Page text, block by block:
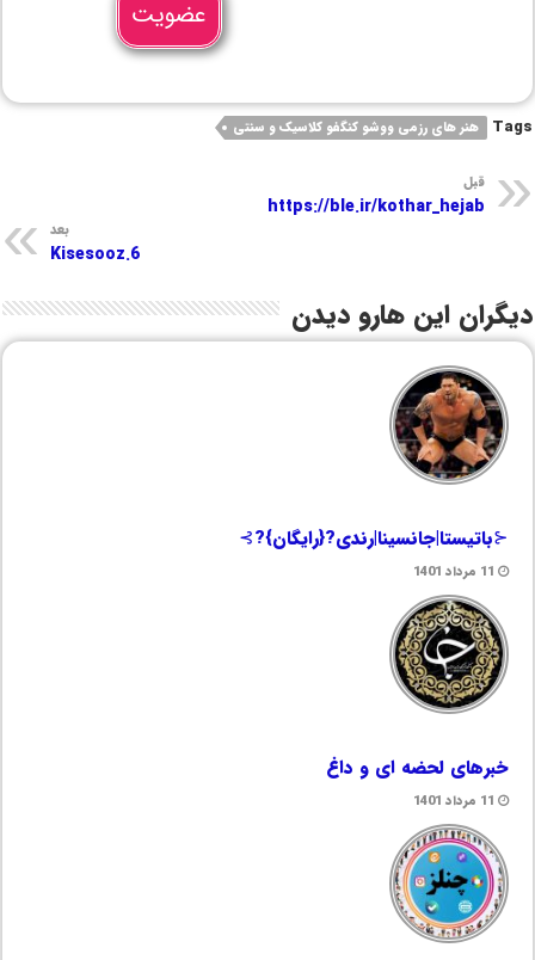
عضویت
Tags هنر های رزمی ووشو کنگفو کلاسیک و سنتی
قبل
https://ble.ir/kothar_hejab
بعد
Kisesooz.6
دیگران این هارو دیدن
⊰باتیستا|جانسینا|رندی?{رایگان}?⊱
11 مرداد 1401
خبرهای لحضه ای و داغ
11 مرداد 1401